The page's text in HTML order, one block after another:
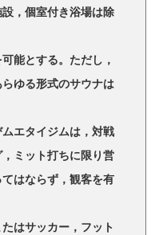
，個室付き浴場は除
能とする。ただし，
ゆる形式のサウナは
ムエタイジムは，対戦
ミット打ちに限り営
はならず，観客を有
はサッカー，フット